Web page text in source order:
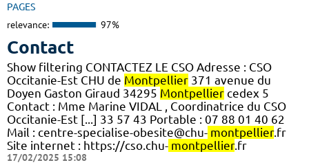
PAGES
relevance: 97%
Contact
Show filtering CONTACTEZ LE CSO Adresse : CSO
Occitanie-Est CHU de Montpellier 371 avenue du
Doyen Gaston Giraud 34295 Montpellier cedex 5
Contact : Mme Marine VIDAL , Coordinatrice du CSO
Occitanie-Est [...] 33 57 43 Portable : 07 88 01 40 62
Mail : centre-specialise-obesite@chu- montpellier.fr
Site internet : https://cso.chu- montpellier.fr
17/02/2025 15:08